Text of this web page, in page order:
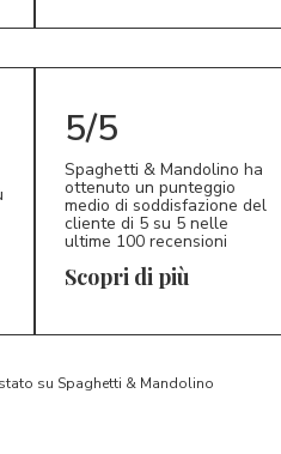
5/5
Spaghetti & Mandolino ha
ottenuto un punteggio
medio di soddisfazione del
cliente di 5 su 5 nelle
ultime 100 recensioni
Scopri di più
su Spaghetti & Mandolino